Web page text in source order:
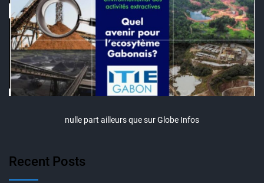
nulle part ailleurs que sur Globe Infos
Recent Posts